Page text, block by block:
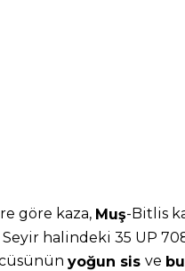
göre kaza, Muş-Bitlis
halindeki 35 UP
yoğun sis ve